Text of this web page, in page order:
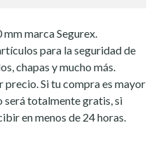
marca Segurex.
para la seguridad de
chapas y mucho más.
Si tu compra es mayor
será totalmente gratis, si
en menos de 24 horas.